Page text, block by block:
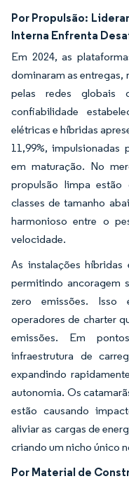
Por Propulsão:
Interna Enfrenta
Em 2024, as
dominaram as entregas,
pelas redes globais
confiabilidade
elétricas e híbridas
11,99%,
em maturação. No
propulsão limpa estão
classes de tamanho
harmonioso entre o
velocidade.
As instalações híbridas
permitindo ancoragem
zero emissões. Isso
operadores de charter
emissões. Em
infraestrutura de
expandindo
autonomia. Os
estão causando
aliviar as cargas de
criando um nicho único
Por Material de